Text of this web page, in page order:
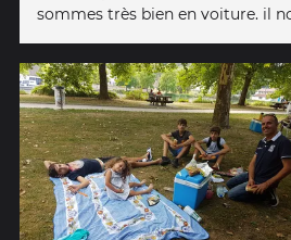
sommes très bien en voiture. il